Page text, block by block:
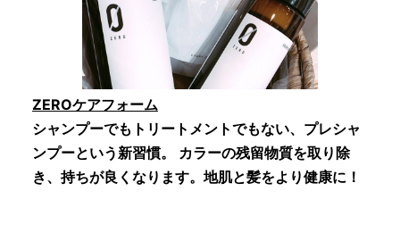
ZEROケアフォーム
シャンプーでもトリートメントでもない、プレシャ
ンプーという新習慣。 カラーの残留物質を取り除
き、持ちが良くなります。地肌と髪をより健康に！